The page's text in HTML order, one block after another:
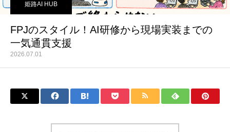
姫路AI HUB
FPJのスタイル！AI研修から現場実装までの
一気通貫支援
2026.07.01